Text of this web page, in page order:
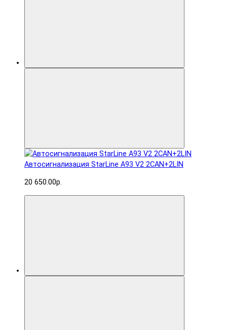
Автосигнализация StarLine A93 V2 2CAN+2LIN
20 650.00р.